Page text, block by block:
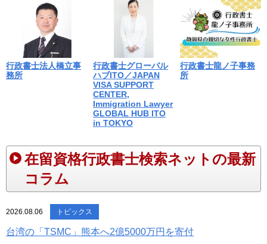
行政書士法人橋立事
務所
行政書士グローバル
ハブITO／JAPAN
VISA SUPPORT
CENTER,
Immigration Lawyer
GLOBAL HUB ITO
in TOKYO
行政書士龍ノ子事務
所
在留資格行政書士検索ネットの最新
コラム
2026.08.06 トピックス
台湾の「TSMC」熊本へ2億5000万円を寄付